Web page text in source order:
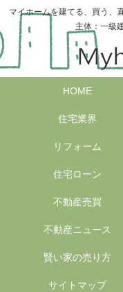
マイホームを建てる、買う、
主体：一級
HOME
住宅業界
リフォーム
住宅ローン
不動産売買
不動産ニュース
賢い家の売り方
サイトマップ